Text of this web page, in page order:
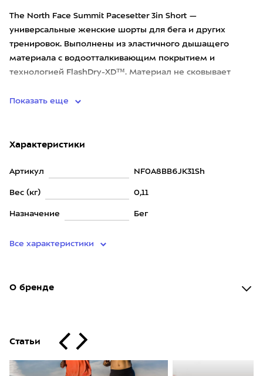
The North Face Summit Pacesetter 3in Short —
универсальные женские шорты для бега и других
тренировок. Выполнены из эластичного дышащего
материала с водоотталкивающим покрытием и
технологией FlashDry-XD™. Материал не сковывает
Показать еще
Характеристики
Артикул NF0A8BB6JK31Sh
Вес (кг) 0,11
Назначение Бег
Все характеристики
О бренде
Статьи